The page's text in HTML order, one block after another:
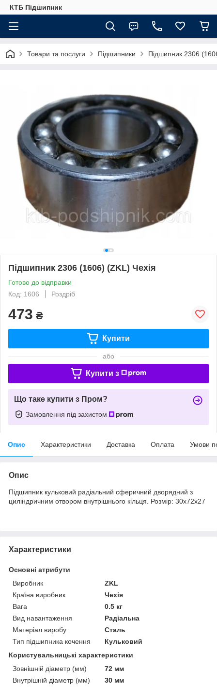
КТБ Підшипник
Товари та послуги Підшипники Підшипник 2306
Підшипник 2306 (1606) (ZKL) Чехія
Готово до відправки
Код: 1606
Роздріб
473 ₴
Купити
або
Купити з
Що таке купити з Пром?
Замовлення під захистом
Опис Характеристики Доставка Оплата Умови
Опис
Підшипник кульковий радіальний сферичний дворядний з
циліндричним отвором внутрішнього кільця. Розмір: 30х72х27
Характеристики
Основні атрибути
Виробник
ZKL
Країна виробник
Чехія
Вага
0.5 кг
Вид навантаження
Радіальна
Матеріал виробу
Сталь
Тип підшипника кочення
Кульковий
Користувальницькі характеристики
Зовнішній діаметр (мм)
72 мм
Внутрішній діаметр (мм)
30 мм